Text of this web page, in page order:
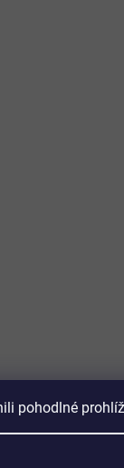
pohodlné